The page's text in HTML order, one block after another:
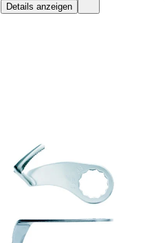
Details anzeigen